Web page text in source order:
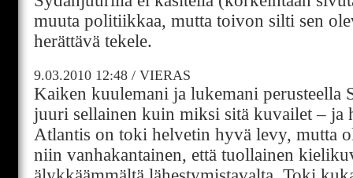
muuta politiikkaa, mutta toivon silti sen
herättävä tekele.
9.03.2010 12:48 / VIERAS
Kaiken kuulemani ja lukemani perusteella
juuri sellainen kuin miksi sitä kuvailet – ja
Atlantis on toki helvetin hyvä levy, mutta
niin vanhakantainen, että tuollainen